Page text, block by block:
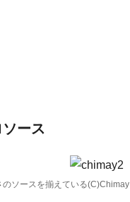
ース
のソースを揃えている(C)Chimay